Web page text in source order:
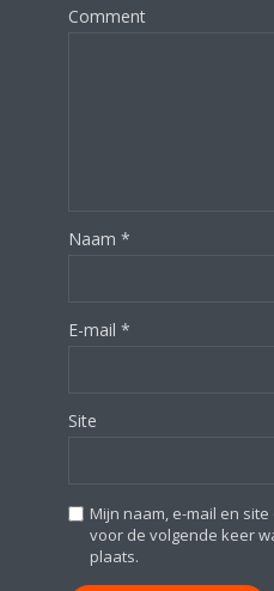
Comment
Naam *
E-mail *
Site
Mijn naam, e-mail en
voor de volgende keer
plaats.